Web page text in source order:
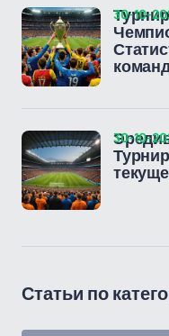
30-10-
30-10-
Статьи по